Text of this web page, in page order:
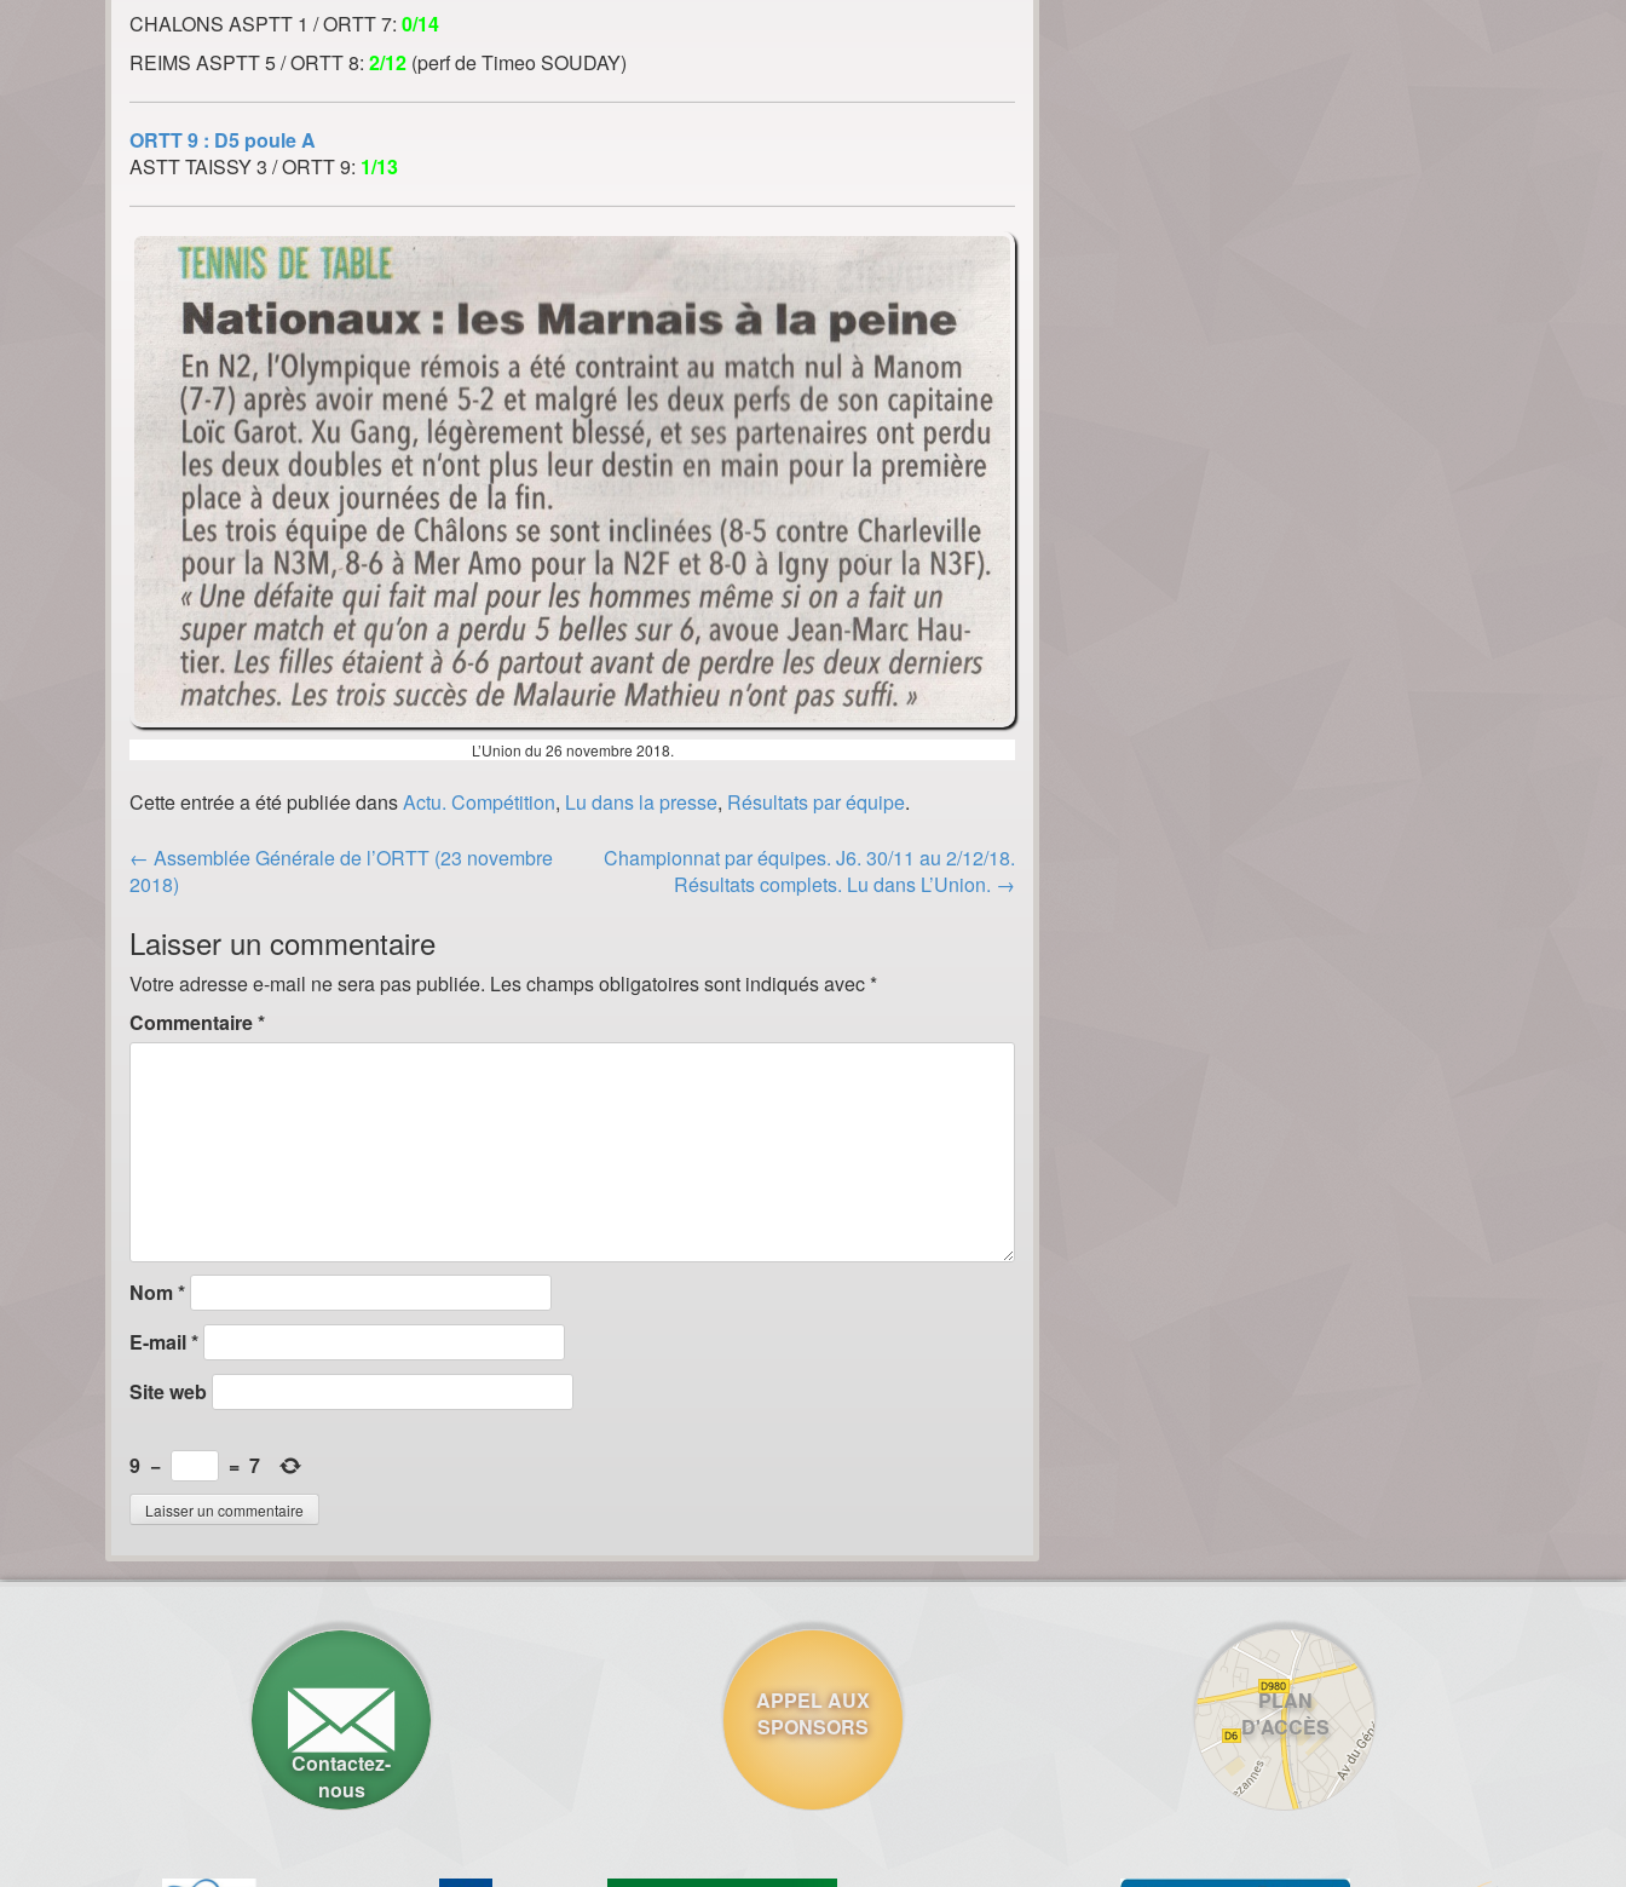
CHALONS ASPTT 1 / ORTT 7: 0/14
REIMS ASPTT 5 / ORTT 8: 2/12 (perf de Timeo SOUDAY)
ORTT 9 : D5 poule A
ASTT TAISSY 3 / ORTT 9: 1/13
L’Union du 26 novembre 2018.
Cette entrée a été publiée dansActu. Compétition, Lu dans la presse, Résultats par équipe.
Post
navigation
← Assemblée Générale de l’ORTT (23 novembre
2018)
Championnat par équipes. J6. 30/11 au 2/12/18.
Résultats complets. Lu dans L’Union. →
Laisser un commentaire
Votre adresse e-mail ne sera pas publiée. Les champs obligatoires sont indiqués avec *
Commentaire*
Nom*
E-mail*
Site web
9 − = 7
Contactez-
nous
APPEL AUX
SPONSORS
PLAN
D'ACCÈS